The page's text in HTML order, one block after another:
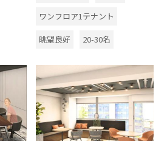
ワンフロア1テナント
眺望良好
20-30名